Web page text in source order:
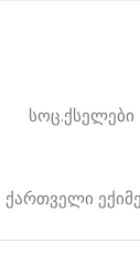
სოც.ქსელები